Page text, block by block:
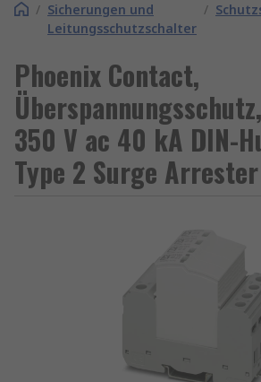
/ Sicherungen und
Leitungsschutzschalter
/
Phoenix Contact,
350 V ac 40 kA DIN-
Type 2 Surge Arrester